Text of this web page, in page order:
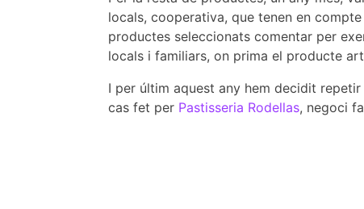
locals, cooperativa, que tenen en
productes seleccionats comentar per
locals i familiars, on prima el producte
I per últim aquest any hem decidit
cas fet per Pastisseria Rodellas, negoci